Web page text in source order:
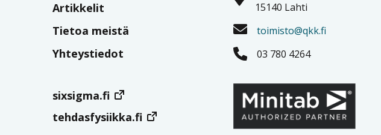
Artikkelit
Tietoa meistä
Yhteystiedot
sixsigma.fi
tehdasfysiikka.fi
15140 Lahti
toimisto@qkk.fi
03 780 4264